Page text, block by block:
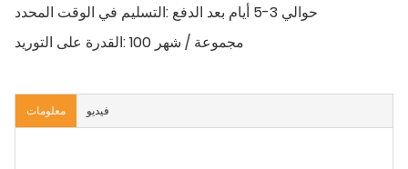
التسليم في الوقت المحدد:
حوالي 3-5 أيام بعد الدفع
القدرة على التوريد:
100 مجموعة / شهر
معلومات فيديو